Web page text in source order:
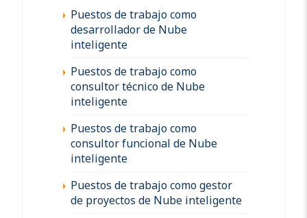
Puestos de trabajo como
desarrollador de Nube
inteligente
Puestos de trabajo como
consultor técnico de Nube
inteligente
Puestos de trabajo como
consultor funcional de Nube
inteligente
Puestos de trabajo como gestor
de proyectos de Nube inteligente